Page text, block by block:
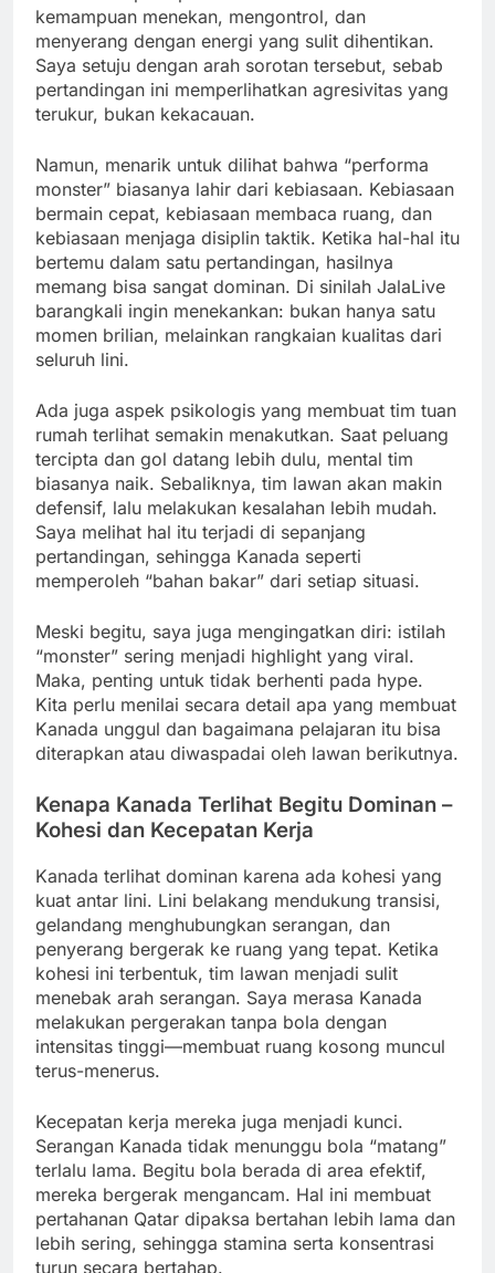
kemampuan menekan, mengontrol, dan
menyerang dengan energi yang sulit dihentikan.
Saya setuju dengan arah sorotan tersebut, sebab
pertandingan ini memperlihatkan agresivitas yang
terukur, bukan kekacauan.
Namun, menarik untuk dilihat bahwa “performa
monster” biasanya lahir dari kebiasaan. Kebiasaan
bermain cepat, kebiasaan membaca ruang, dan
kebiasaan menjaga disiplin taktik. Ketika hal-hal itu
bertemu dalam satu pertandingan, hasilnya
memang bisa sangat dominan. Di sinilah JalaLive
barangkali ingin menekankan: bukan hanya satu
momen brilian, melainkan rangkaian kualitas dari
seluruh lini.
Ada juga aspek psikologis yang membuat tim tuan
rumah terlihat semakin menakutkan. Saat peluang
tercipta dan gol datang lebih dulu, mental tim
biasanya naik. Sebaliknya, tim lawan akan makin
defensif, lalu melakukan kesalahan lebih mudah.
Saya melihat hal itu terjadi di sepanjang
pertandingan, sehingga Kanada seperti
memperoleh “bahan bakar” dari setiap situasi.
Meski begitu, saya juga mengingatkan diri: istilah
“monster” sering menjadi highlight yang viral.
Maka, penting untuk tidak berhenti pada hype.
Kita perlu menilai secara detail apa yang membuat
Kanada unggul dan bagaimana pelajaran itu bisa
diterapkan atau diwaspadai oleh lawan berikutnya.
Kenapa Kanada Terlihat Begitu Dominan –
Kohesi dan Kecepatan Kerja
Kanada terlihat dominan karena ada kohesi yang
kuat antar lini. Lini belakang mendukung transisi,
gelandang menghubungkan serangan, dan
penyerang bergerak ke ruang yang tepat. Ketika
kohesi ini terbentuk, tim lawan menjadi sulit
menebak arah serangan. Saya merasa Kanada
melakukan pergerakan tanpa bola dengan
intensitas tinggi—membuat ruang kosong muncul
terus-menerus.
Kecepatan kerja mereka juga menjadi kunci.
Serangan Kanada tidak menunggu bola “matang”
terlalu lama. Begitu bola berada di area efektif,
mereka bergerak mengancam. Hal ini membuat
pertahanan Qatar dipaksa bertahan lebih lama dan
lebih sering, sehingga stamina serta konsentrasi
turun secara bertahap.